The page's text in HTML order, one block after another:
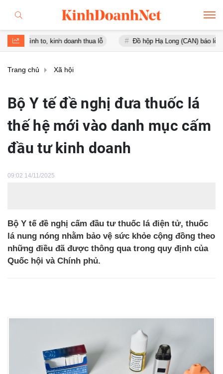
to, kinh doanh thua lỗ Đồ hộp Hạ Long (CAN) báo lỗ gần 16 tỷ
Trang chủ Xã hội
Bộ Y tế đề nghị đưa thuốc lá
thế hệ mới vào danh mục cấm
đầu tư kinh doanh
09:02 14/11/2025
Bộ Y tế đề nghị cấm đầu tư thuốc lá điện tử, thuốc
lá nung nóng nhằm bảo vệ sức khỏe cộng đồng theo
những điều đã được thông qua trong quy định của
Quốc hội và Chính phủ.